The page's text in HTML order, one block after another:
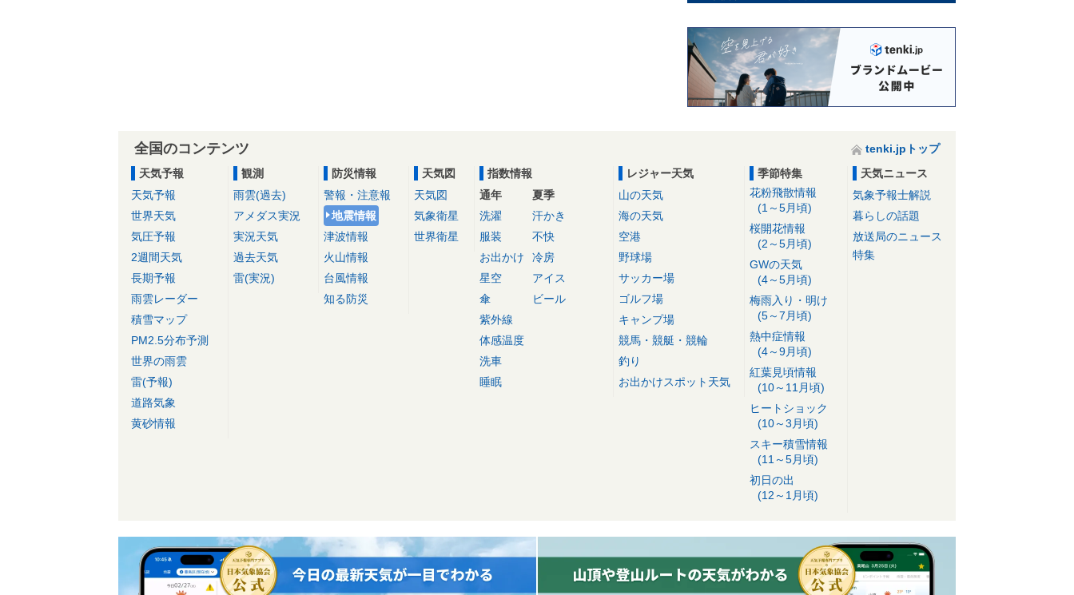
全国のコンテンツ
tenki.jpトップ
天気予報
天気予報
世界天気
気圧予報
2週間天気
長期予報
雨雲レーダー
積雪マップ
PM2.5分布予測
世界の雨雲
雷(予報)
道路気象
黄砂情報
観測
雨雲(過去)
アメダス実況
実況天気
過去天気
雷(実況)
防災情報
警報・注意報
地震情報
津波情報
火山情報
台風情報
知る防災
天気図
天気図
気象衛星
世界衛星
指数情報
通年
洗濯
服装
お出かけ
星空
傘
紫外線
体感温度
洗車
睡眠
夏季
汗かき
不快
冷房
アイス
ビール
レジャー天気
山の天気
海の天気
空港
野球場
サッカー場
ゴルフ場
キャンプ場
競馬・競艇・競輪
釣り
お出かけスポット天気
季節特集
花粉飛散情報
(1～5月頃)
桜開花情報
(2～5月頃)
GWの天気
(4～5月頃)
梅雨入り・明け
(5～7月頃)
熱中症情報
(4～9月頃)
紅葉見頃情報
(10～11月頃)
ヒートショック
(10～3月頃)
スキー積雪情報
(11～5月頃)
初日の出
(12～1月頃)
天気ニュース
気象予報士解説
暮らしの話題
放送局のニュース
特集